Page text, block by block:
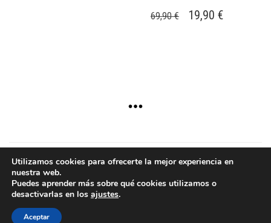
69,90€
EL
19,90 €EL
Copyright © 2024 - Aurum
Utilizamos cookies para ofrecerte la mejor experiencia en
nuestra web.
Puedes aprender más sobre qué cookies utilizamos o
desactivarlas en los ajustes.
Aceptar